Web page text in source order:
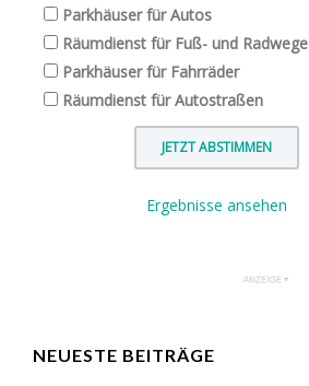
Parkhäuser für Autos
Räumdienst für Fuß- und Radwege
Parkhäuser für Fahrräder
Räumdienst für Autostraßen
Ergebnisse ansehen
NEUESTE BEITRÄGE